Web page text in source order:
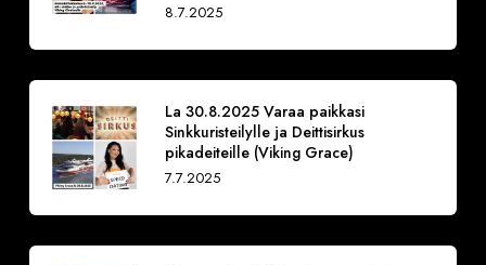
8.7.2025
La 30.8.2025 Varaa paikkasi
Sinkkuristeilylle ja Deittisirkus
pikadeiteille (Viking Grace)
7.7.2025